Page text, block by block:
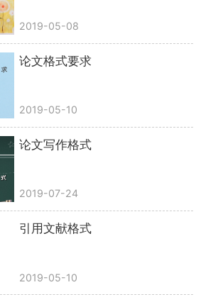
2019-05-08
论文格式要求
2019-05-10
论文写作格式
2019-07-24
引用文献格式
2019-05-10